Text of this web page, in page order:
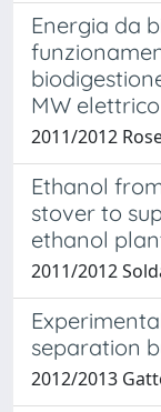
Energia da
MW
2011/2012
Ethanol
stover to
ethanol
2011/2012
separation
2012/2013